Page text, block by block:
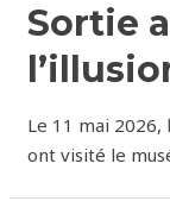
Sortie
Le 11 mai
ont visité le